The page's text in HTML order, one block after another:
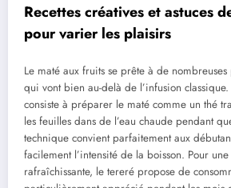
Recettes créatives et astuces
pour varier les plaisirs
Le maté aux fruits se prête à de
qui vont bien au-delà de l’infusion
consiste à préparer le maté comme un thé
les feuilles dans de l’eau chaude pendant
technique convient parfaitement aux
facilement l’intensité de la boisson. Pour
rafraîchissante, le tereré propose de